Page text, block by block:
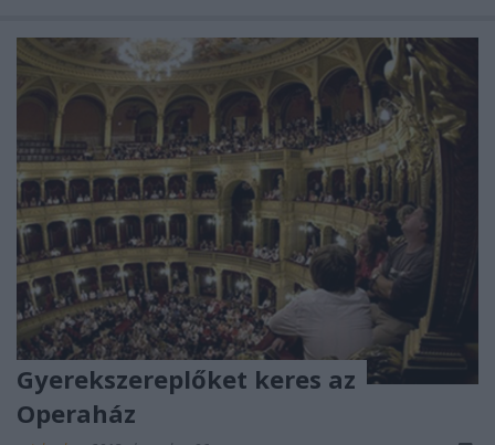
Gyerekszereplőket keres az
Operaház